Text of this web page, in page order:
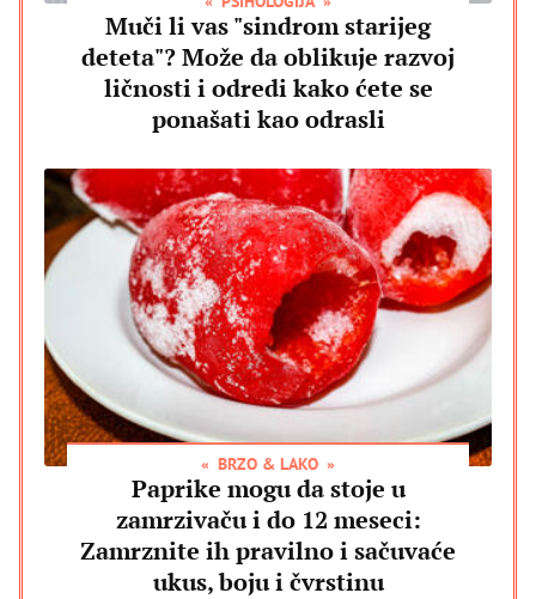
Muči li vas "sindrom starijeg
deteta"? Može da oblikuje razvoj
ličnosti i odredi kako ćete se
ponašati kao odrasli
BRZO & LAKO
Paprike mogu da stoje u
zamrzivaču i do 12 meseci:
Zamrznite ih pravilno i sačuvaće
ukus, boju i čvrstinu